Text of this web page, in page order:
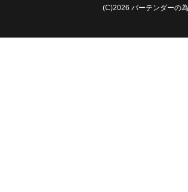
(C)2026 バーテンダーの